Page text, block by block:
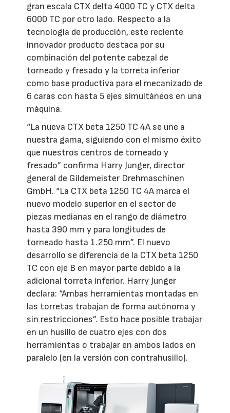
gran escala CTX delta 4000 TC y CTX delta
6000 TC por otro lado. Respecto a la
tecnología de producción, este reciente
innovador producto destaca por su
combinación del potente cabezal de
torneado y fresado y la torreta inferior
como base productiva para el mecanizado de
6 caras con hasta 5 ejes simultáneos en una
máquina.
“La nueva CTX beta 1250 TC 4A se une a
nuestra gama, siguiendo con el mismo éxito
que nuestros centros de torneado y
fresado” confirma Harry Junger, director
general de Gildemeister Drehmaschinen
GmbH. “La CTX beta 1250 TC 4A marca el
nuevo modelo superior en el sector de
piezas medianas en el rango de diámetro
hasta 390 mm y para longitudes de
torneado hasta 1.250 mm”. El nuevo
desarrollo se diferencia de la CTX beta 1250
TC con eje B en mayor parte debido a la
adicional torreta inferior. Harry Junger
declara: “Ambas herramientas montadas en
las torretas trabajan de forma autónoma y
sin restricciones”. Esto hace posible trabajar
en un husillo de cuatro ejes con dos
herramientas o trabajar en ambos lados en
paralelo (en la versión con contrahusillo).